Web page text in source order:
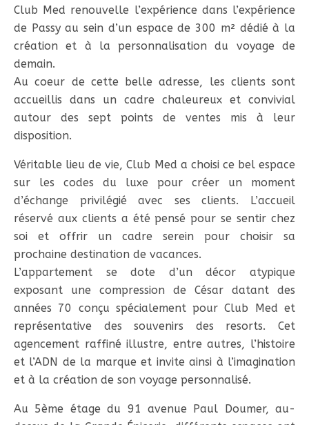
Club Med renouvelle l’expérience dans l’expérience
de Passy au sein d’un espace de 300 m² dédié à la
création et à la personnalisation du voyage de
demain.
Au coeur de cette belle adresse, les clients sont
accueillis dans un cadre chaleureux et convivial
autour des sept points de ventes mis à leur
disposition.
Véritable lieu de vie, Club Med a choisi ce bel espace
sur les codes du luxe pour créer un moment
d’échange privilégié avec ses clients. L’accueil
réservé aux clients a été pensé pour se sentir chez
soi et offrir un cadre serein pour choisir sa
prochaine destination de vacances.
L’appartement se dote d’un décor atypique
exposant une compression de César datant des
années 70 conçu spécialement pour Club Med et
représentative des souvenirs des resorts. Cet
agencement raffiné illustre, entre autres, l’histoire
et l’ADN de la marque et invite ainsi à l’imagination
et à la création de son voyage personnalisé.
Au 5ème étage du 91 avenue Paul Doumer, au-